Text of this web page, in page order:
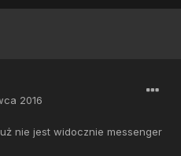
2016
nie jest widocznie messenger